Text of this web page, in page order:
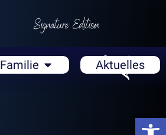
Familie Aktuelles